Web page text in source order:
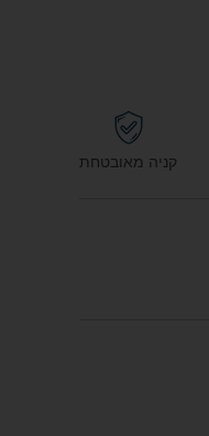
קניה מאובטחת